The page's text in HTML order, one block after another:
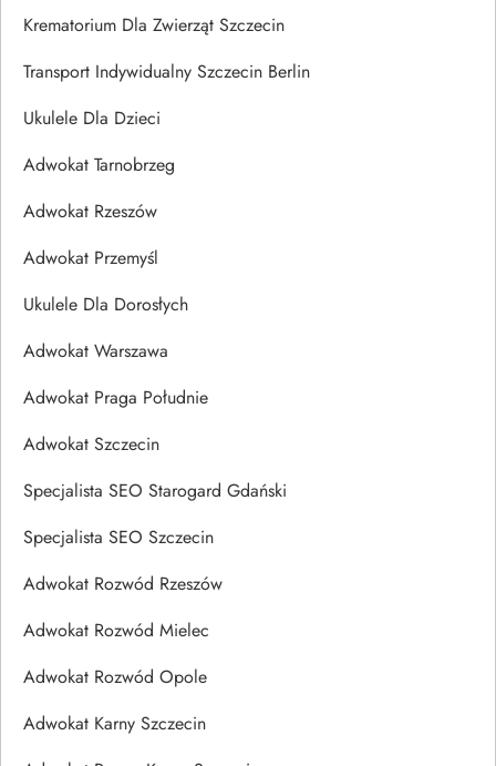
Krematorium Dla Zwierząt Szczecin
Transport Indywidualny Szczecin Berlin
Ukulele Dla Dzieci
Adwokat Tarnobrzeg
Adwokat Rzeszów
Adwokat Przemyśl
Ukulele Dla Dorosłych
Adwokat Warszawa
Adwokat Praga Południe
Adwokat Szczecin
Specjalista SEO Starogard Gdański
Specjalista SEO Szczecin
Adwokat Rozwód Rzeszów
Adwokat Rozwód Mielec
Adwokat Rozwód Opole
Adwokat Karny Szczecin